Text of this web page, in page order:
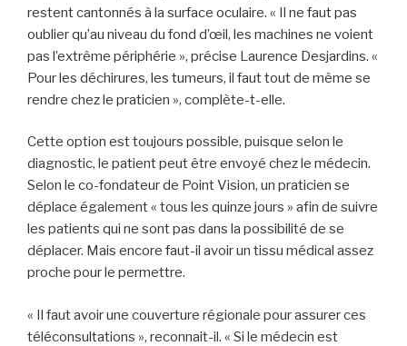
restent cantonnés à la surface oculaire. « Il ne faut pas
oublier qu’au niveau du fond d’œil, les machines ne voient
pas l’extrême périphérie », précise Laurence Desjardins. «
Pour les déchirures, les tumeurs, il faut tout de même se
rendre chez le praticien », complète-t-elle.
Cette option est toujours possible, puisque selon le
diagnostic, le patient peut être envoyé chez le médecin.
Selon le co-fondateur de Point Vision, un praticien se
déplace également « tous les quinze jours » afin de suivre
les patients qui ne sont pas dans la possibilité de se
déplacer. Mais encore faut-il avoir un tissu médical assez
proche pour le permettre.
« Il faut avoir une couverture régionale pour assurer ces
téléconsultations », reconnait-il. « Si le médecin est